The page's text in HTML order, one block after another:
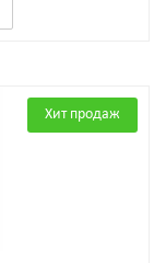
Хит продаж